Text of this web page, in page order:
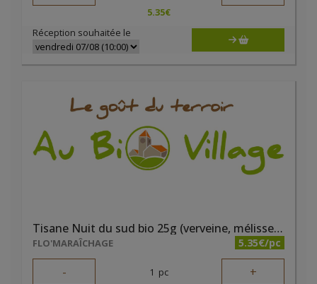
5.35€
Réception souhaitée le
Tisane Nuit du sud bio 25g (verveine, mélisse, lavande)
FLO'MARAÎCHAGE 5.35€/pc
- 1 pc +